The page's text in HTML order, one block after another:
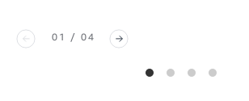
01 / 04